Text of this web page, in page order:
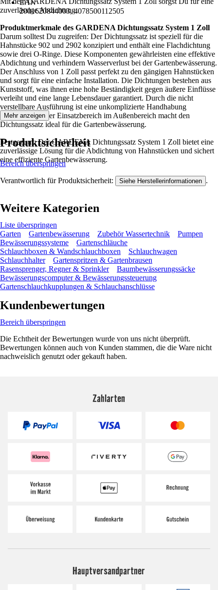
EAN
2001620844003, 4078500112505
zuverlässige Abdichtung.
Produktmerkmale des GARDENA Dichtungssatz System 1 Zoll
Darum solltest Du zugreifen: Der Dichtungssatz ist speziell für die
Hahnstücke 902 und 2902 konzipiert und enthält eine Flachdichtung
sowie drei O-Ringe. Diese Komponenten gewährleisten eine effektive
Abdichtung und verhindern Wasserverlust bei der Gartenbewässerung.
Der Anschluss von 1 Zoll passt perfekt zu den gängigen Hahnstücken
und sorgt für eine einfache Installation. Die Dichtungen bestehen aus
Kunststoff, was ihnen eine hohe Beständigkeit gegen äußere Einflüsse
verleiht und eine lange Lebensdauer garantiert. Durch die nicht
verstellbare Ausführung ist eine unkomplizierte Handhabung
sichergestellt. Der Einsatzbereich im Außenbereich macht den
Dichtungssatz ideal für die Gartenbewässerung.
Festgezurrt: Der GARDENA Dichtungssatz System 1 Zoll bietet eine
zuverlässige Lösung für die Abdichtung von Hahnstücken und sichert
eine effiziente Gartenbewässerung.
Mehr anzeigen
Produktsicherheit
Bereich überspringen
Verantwortlich für Produktsicherheit: Siehe Herstellerinformationen .
Weitere Kategorien
Liste überspringen
Garten
Gartenbewässerung Zubehör Wassertechnik
Pumpen
Bewässerungssysteme
Gartenschläuche
Schlauchboxen & Wandschlauchboxen
Schlauchwagen
Schlauchhalter
Gartenspritzen & Gartenbrausen
Rasensprenger, Regner & Sprinkler
Baumbewässerungssäcke
Bewässerungscomputer & Bewässerungssteuerung
Gartenschlauchkupplungen & Schlauchanschlüsse
Kundenbewertungen
Bereich überspringen
Die Echtheit der Bewertungen wurde von uns nicht überprüft.
Bewertungen können auch von Kunden stammen, die die Ware nicht
nachweislich genutzt oder gekauft haben.
Zahlarten
Hauptversandpartner